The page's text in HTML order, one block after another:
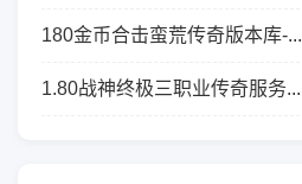
180金币合击蛮荒传奇版本库-...
1.80战神终极三职业传奇服务...